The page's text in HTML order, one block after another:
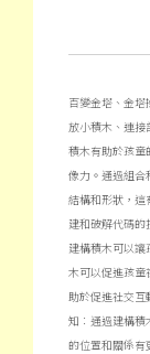
百變金塔、金
放小積木、連接
積木有助於孩童
像力。通過組合
結構和形狀，這
建和破解代碼的
建構積木可以
木可以促進孩童
助於促進社交
知：通過建構積
的位置和關係有